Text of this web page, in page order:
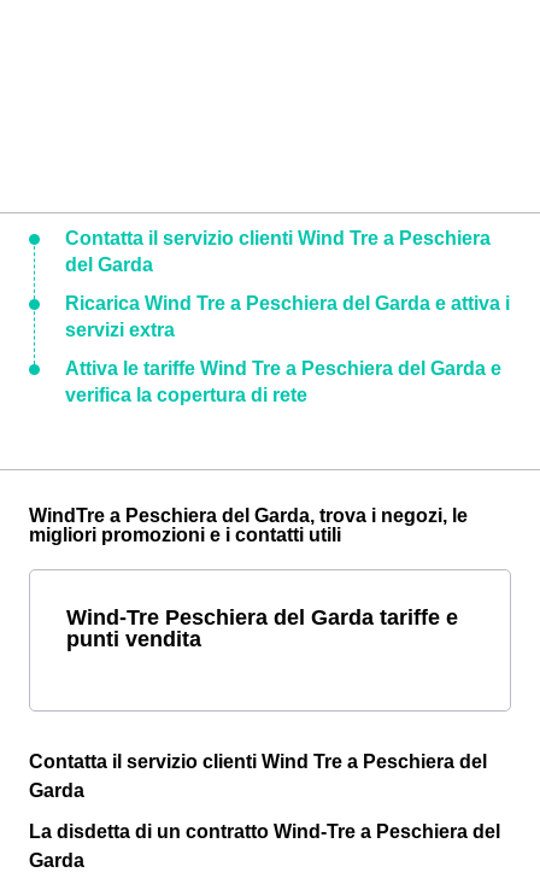
Contatta il servizio clienti Wind Tre a Peschiera
del Garda
Ricarica Wind Tre a Peschiera del Garda e attiva i
servizi extra
Attiva le tariffe Wind Tre a Peschiera del Garda e
verifica la copertura di rete
WindTre a Peschiera del Garda, trova i negozi, le
migliori promozioni e i contatti utili
Wind-Tre Peschiera del Garda tariffe e
punti vendita
Contatta il servizio clienti Wind Tre a Peschiera del
Garda
La disdetta di un contratto Wind-Tre a Peschiera del
Garda